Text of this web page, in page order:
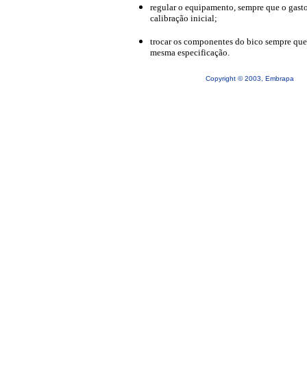
regular o equipamento, sempre que o
calibração inicial;
trocar os componentes do bico sempre
mesma especificação.
Copyright © 2003, Embrapa